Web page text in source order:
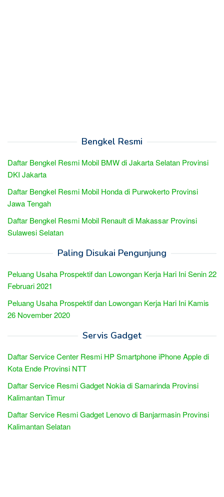
Bengkel Resmi
Daftar Bengkel Resmi Mobil BMW di Jakarta Selatan Provinsi
DKI Jakarta
Daftar Bengkel Resmi Mobil Honda di Purwokerto Provinsi
Jawa Tengah
Daftar Bengkel Resmi Mobil Renault di Makassar Provinsi
Sulawesi Selatan
Paling Disukai Pengunjung
Peluang Usaha Prospektif dan Lowongan Kerja Hari Ini Senin 22
Februari 2021
Peluang Usaha Prospektif dan Lowongan Kerja Hari Ini Kamis
26 November 2020
Servis Gadget
Daftar Service Center Resmi HP Smartphone iPhone Apple di
Kota Ende Provinsi NTT
Daftar Service Resmi Gadget Nokia di Samarinda Provinsi
Kalimantan Timur
Daftar Service Resmi Gadget Lenovo di Banjarmasin Provinsi
Kalimantan Selatan